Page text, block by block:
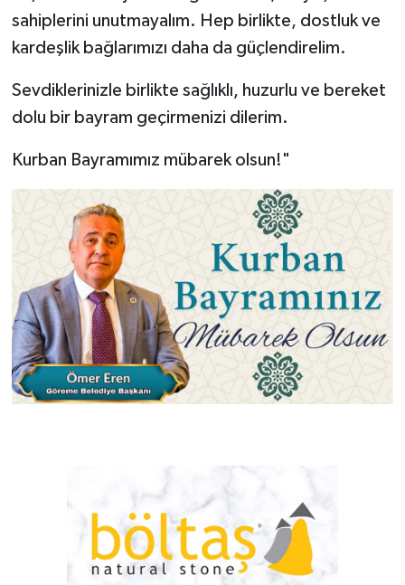
sahiplerini unutmayalım. Hep birlikte, dostluk ve
kardeşlik bağlarımızı daha da güçlendirelim.
Sevdiklerinizle birlikte sağlıklı, huzurlu ve bereket
dolu bir bayram geçirmenizi dilerim.
Kurban Bayramımız mübarek olsun!"